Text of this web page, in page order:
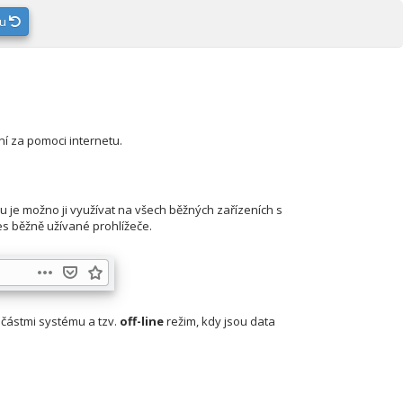
za pomoci internetu.
je možno ji využívat na všech běžných zařízeních s
běžně užívané prohlížeče.
systému a tzv. off-linerežim, kdy jsou data